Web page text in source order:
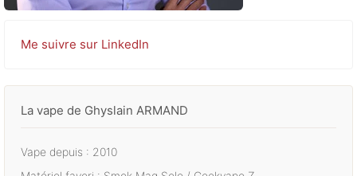
Me suivre sur LinkedIn
La vape de Ghyslain ARMAND
Vape depuis : 2010